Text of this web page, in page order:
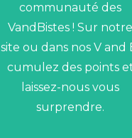
communauté des
VandBistes ! Sur notre
site ou dans nos V and
cumulez des points
laissez-nous vous
surprendre.